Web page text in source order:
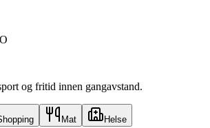
og fritid innen gangavstand.
Mat Helse